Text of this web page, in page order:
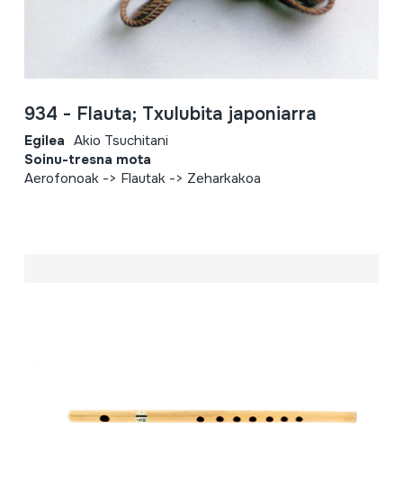
934 - Flauta; Txulubita japoniarra
Egilea Akio Tsuchitani
Soinu-tresna mota
Aerofonoak -> Flautak -> Zeharkakoa